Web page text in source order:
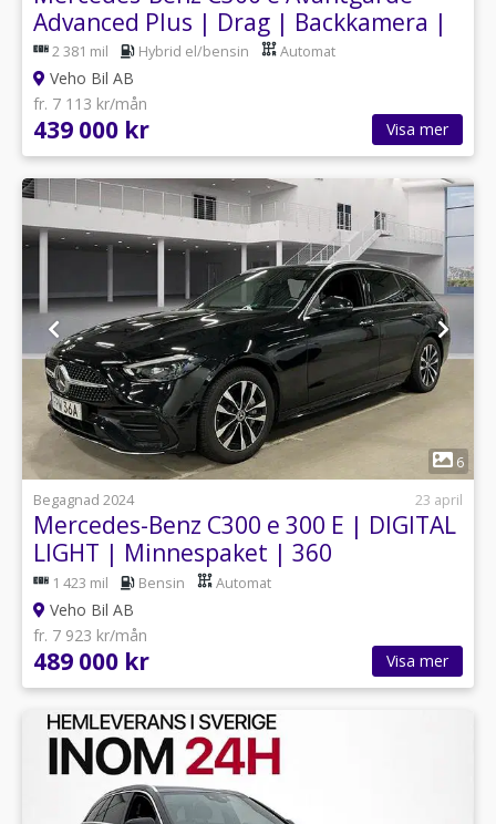
Advanced Plus | Drag | Backkamera |
2 381 mil Hybrid el/bensin Automat
Veho Bil AB
fr. 7 113 kr/mån
439 000 kr Visa mer
1
6
Begagnad 2024
23 april
Mercedes-Benz C300 e 300 E | DIGITAL
LIGHT | Minnespaket | 360
1 423 mil Bensin Automat
Veho Bil AB
fr. 7 923 kr/mån
489 000 kr Visa mer